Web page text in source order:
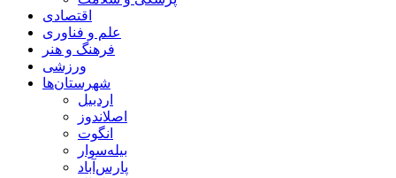
اقتصادی
علم و فناوری
فرهنگ و هنر
ورزشی
شهرستان‌ها
اردبیل
اصلاندوز
انگوت
بیله‌سوار
پارس‌آباد